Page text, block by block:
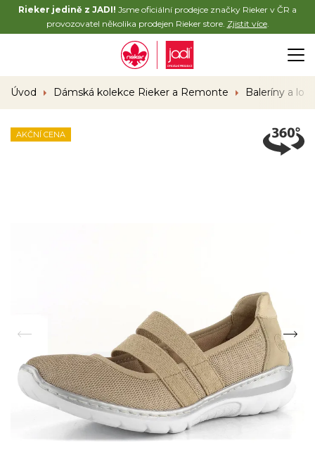
Rieker jedině z JADI! Jsme oficiální prodejce značky Rieker v ČR a
provozovatel několika prodejen Rieker store. Zjistit více.
Úvod Dámská kolekce Rieker a Remonte Baleríny a
AKČNÍ CENA